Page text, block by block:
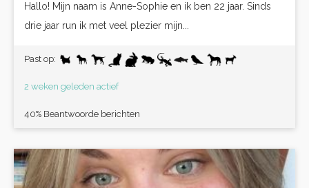
Hallo! Mijn naam is Anne-Sophie en ik ben 22 jaar. Sinds
drie jaar run ik met veel plezier mijn...
Past op:
2 weken geleden actief
40% Beantwoorde berichten